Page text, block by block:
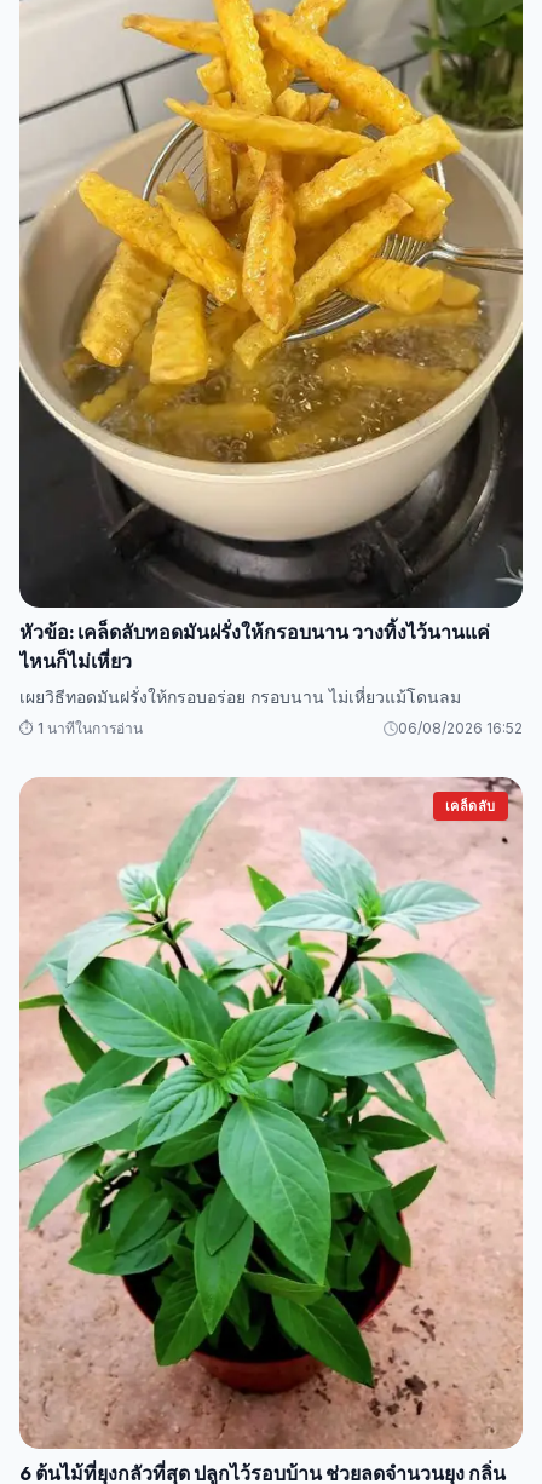
หัวข้อ: เคล็ดลับทอดมันฝรั่งให้กรอบนาน วางทิ้งไว้นานแค่
ไหนก็ไม่เหี่ยว
เผยวิธีทอดมันฝรั่งให้กรอบอร่อย กรอบนาน ไม่เหี่ยวแม้โดนลม
⏱️ 1 นาทีในการอ่าน 06/08/2026 16:52
เคล็ดลับ
6 ต้นไม้ที่ยุงกลัวที่สุด ปลูกไว้รอบบ้าน ช่วยลดจำนวนยุง กลิ่น